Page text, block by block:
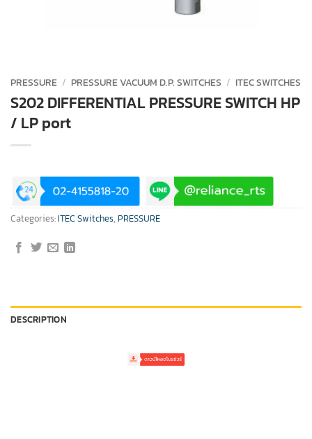
PRESSURE / PRESSURE VACUUM D.P. SWITCHES / ITEC SWITCHES
S202 DIFFERENTIAL PRESSURE SWITCH HP
/ LP port
Categories: ITEC Switches, PRESSURE
DESCRIPTION